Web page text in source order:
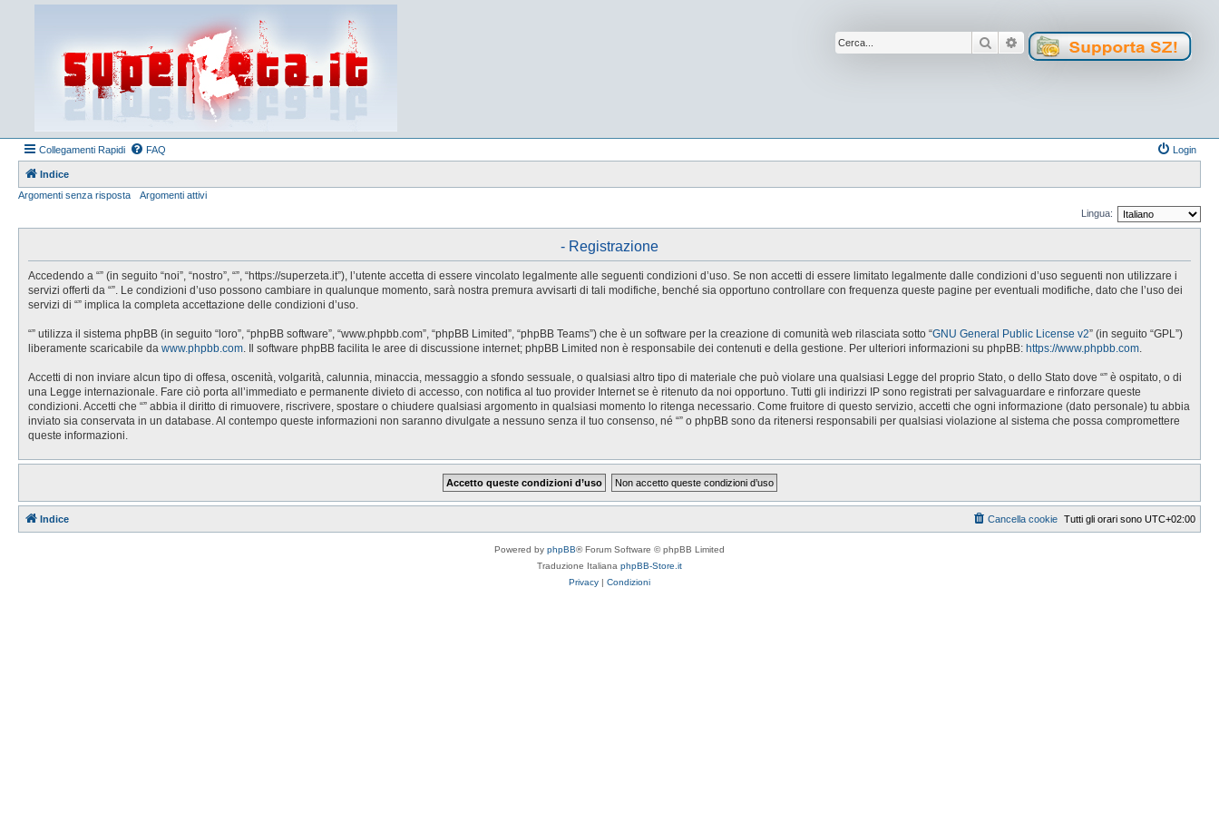
Cerca Ricerca avanzata
Collegamenti Rapidi FAQ Login
Indice
Argomenti senza risposta
Argomenti attivi
Lingua:
- Registrazione
Accedendo a “” (in seguito “noi”, “nostro”, “”, “https://superzeta.it”), l’utente accetta di essere vincolato legalmente alle seguenti condizioni d’uso. Se non accetti di essere limitato legalmente dalle condizioni d’uso seguenti non utilizzare i
servizi offerti da “”. Le condizioni d’uso possono cambiare in qualunque momento, sarà nostra premura avvisarti di tali modifiche, benché sia opportuno controllare con frequenza queste pagine per eventuali modifiche, dato che l’uso dei
servizi di “” implica la completa accettazione delle condizioni d’uso.
“” utilizza il sistema phpBB (in seguito “loro”, “phpBB software”, “www.phpbb.com”, “phpBB Limited”, “phpBB Teams”) che è un software per la creazione di comunità web rilasciata sotto “GNU General Public License v2” (in seguito “GPL”)
liberamente scaricabile da www.phpbb.com . Il software phpBB facilita le aree di discussione internet; phpBB Limited non è responsabile dei contenuti e della gestione. Per ulteriori informazioni su phpBB: https://www.phpbb.com
Accetti di non inviare alcun tipo di offesa, oscenità, volgarità, calunnia, minaccia, messaggio a sfondo sessuale, o qualsiasi altro tipo di materiale che può violare una qualsiasi Legge del proprio Stato, o dello Stato dove “” è ospitato, o di
una Legge internazionale. Fare ciò porta all’immediato e permanente divieto di accesso, con notifica al tuo provider Internet se è ritenuto da noi opportuno. Tutti gli indirizzi IP sono registrati per salvaguardare e rinforzare queste
condizioni. Accetti che “” abbia il diritto di rimuovere, riscrivere, spostare o chiudere qualsiasi argomento in qualsiasi momento lo ritenga necessario. Come fruitore di questo servizio, accetti che ogni informazione (dato personale) tu abbia
inviato sia conservata in un database. Al contempo queste informazioni non saranno divulgate a nessuno senza il tuo consenso, né “” o phpBB sono da ritenersi responsabili per qualsiasi violazione al sistema che possa compromettere
queste informazioni.
Indice Tutti gli orari sono UTC+02:00
Cancella cookie
Powered by phpBB® Forum Software © phpBB Limited
Traduzione Italiana phpBB-Store.it
Privacy | Condizioni